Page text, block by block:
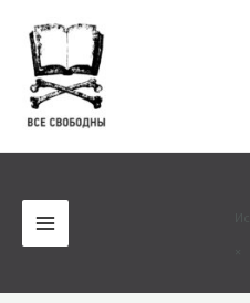
содержимому
MAIN
MENU